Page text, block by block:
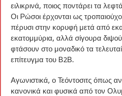
ειλικρινά, ποιος ποντάρει τα
Οι Ρώσοι έρχονται ως
πέρυσι στην κορυφή μετά από
εκατομμύρια, αλλά σίγουρα
φτάσουν στο μοναδικό τα
επίτευγμα του Β2Β.
Αγωνιστικά, ο Τεόντοσιτς όπως
κανονικά και φυσικά από τον